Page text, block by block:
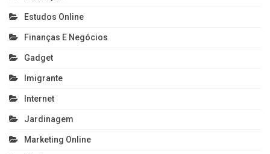
Estudos Online
Finanças E Negócios
Gadget
Imigrante
Internet
Jardinagem
Marketing Online